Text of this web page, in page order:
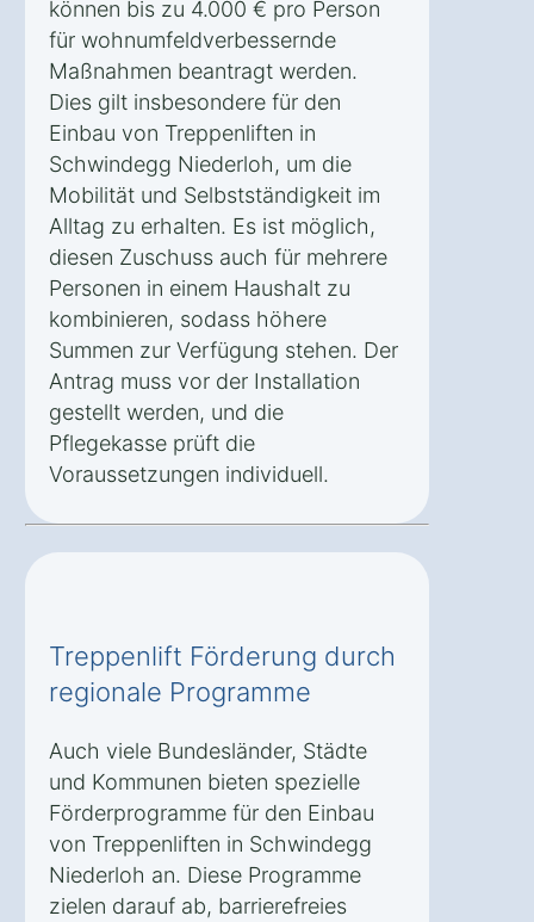
können bis zu 4.000 € pro Person
für wohnumfeldverbessernde
Maßnahmen beantragt werden.
Dies gilt insbesondere für den
Einbau von Treppenliften in
Schwindegg Niederloh, um die
Mobilität und Selbstständigkeit im
Alltag zu erhalten. Es ist möglich,
diesen Zuschuss auch für mehrere
Personen in einem Haushalt zu
kombinieren, sodass höhere
Summen zur Verfügung stehen. Der
Antrag muss vor der Installation
gestellt werden, und die
Pflegekasse prüft die
Voraussetzungen individuell.
Treppenlift Förderung durch
regionale Programme
Auch viele Bundesländer, Städte
und Kommunen bieten spezielle
Förderprogramme für den Einbau
von Treppenliften in Schwindegg
Niederloh an. Diese Programme
zielen darauf ab, barrierefreies